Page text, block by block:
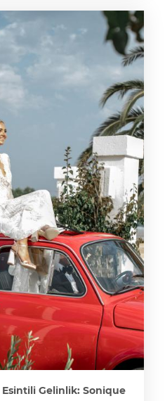
Gelinlik: Sonique